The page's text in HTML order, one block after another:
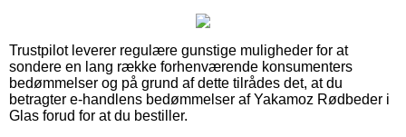
Trustpilot leverer regulære gunstige muligheder for at
sondere en lang række forhenværende konsumenters
bedømmelser og på grund af dette tilrådes det, at du
betragter e-handlens bedømmelser af Yakamoz Rødbeder i
Glas forud for at du bestiller.